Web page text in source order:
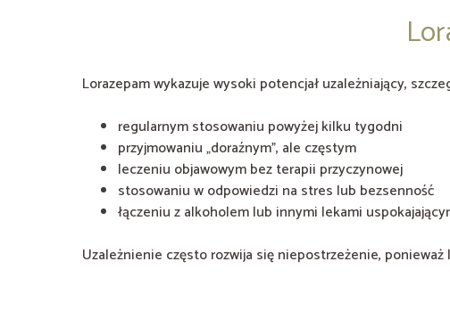
Lorazepam wykazuje wysoki potencjał uzależniający,
regularnym stosowaniu powyżej kilku tygodni
przyjmowaniu „doraźnym”, ale częstym
leczeniu objawowym bez terapii przyczynowej
stosowaniu w odpowiedzi na stres lub bezsenność
łączeniu z alkoholem lub innymi lekami
Uzależnienie często rozwija się niepostrzeżenie,